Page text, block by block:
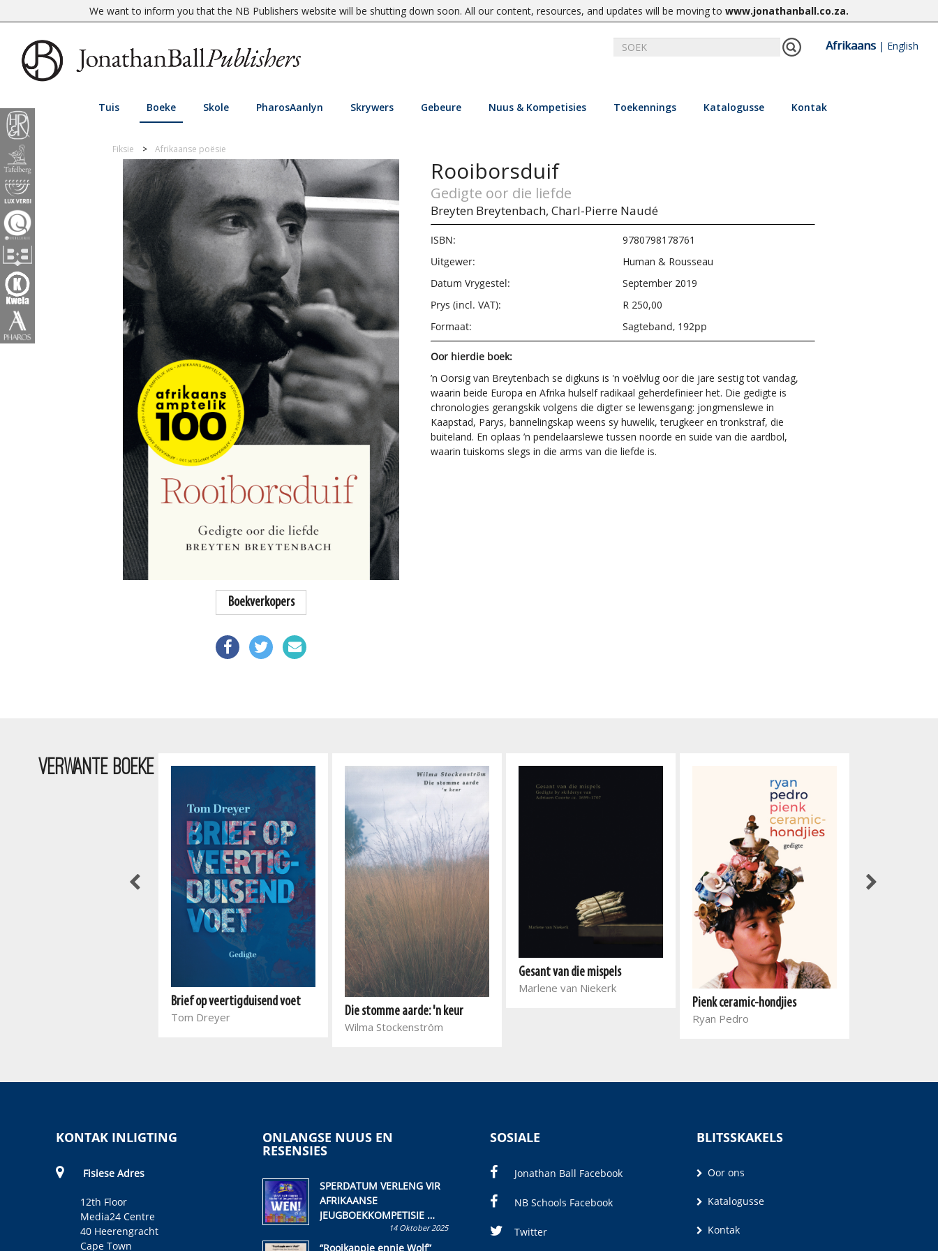
We want to inform you that the NB Publishers website will be shutting down soon. All our content, resources, and updates will be moving to www.jonathanball.co.za.
Afrikaans| English
Tuis Boeke Skole PharosAanlyn Skrywers Gebeure Nuus & Kompetisies Toekennings Katalogusse Kontak
Fiksie Afrikaanse poësie
Boekverkopers
Rooiborsduif
Gedigte oor die liefde
Breyten Breytenbach, Charl-Pierre Naudé
ISBN:
9780798178761
Uitgewer:
Human & Rousseau
Datum Vrygestel:
September 2019
Prys (incl. VAT):
R 250,00
Formaat:
Sagteband, 192pp
Oor hierdie boek:
’n Oorsig van Breytenbach se digkuns is 'n voëlvlug oor die jare sestig tot vandag,
waarin beide Europa en Afrika hulself radikaal geherdefinieer het. Die gedigte is
chronologies gerangskik volgens die digter se lewensgang: jongmenslewe in
Kaapstad, Parys, bannelingskap weens sy huwelik, terugkeer en tronkstraf, die
buiteland. En oplaas ’n pendelaarslewe tussen noorde en suide van die aardbol,
waarin tuiskoms slegs in die arms van die liefde is.
VERWANTE BOEKE
Brief op veertigduisend voet
Tom Dreyer
Die stomme aarde: 'n keur
Wilma Stockenström
Gesant van die mispels
Marlene van Niekerk
Pienk ceramic-hondjies
Ryan Pedro
KONTAK INLIGTING
Fisiese Adres
12th Floor
Media24 Centre
40 Heerengracht
Cape Town
ONLANGSE NUUS EN
RESENSIES
SPERDATUM VERLENG VIR
AFRIKAANSE
JEUGBOEKKOMPETISIE
Skryf ’n jeugboek of
kinderboek en staan ’n
14 Oktober 2025
“Rooikappie ennie Wolf”
SOSIALE
Jonathan Ball Facebook
NB Schools Facebook
Twitter
BLITSSKAKELS
Oor ons
Katalogusse
Kontak